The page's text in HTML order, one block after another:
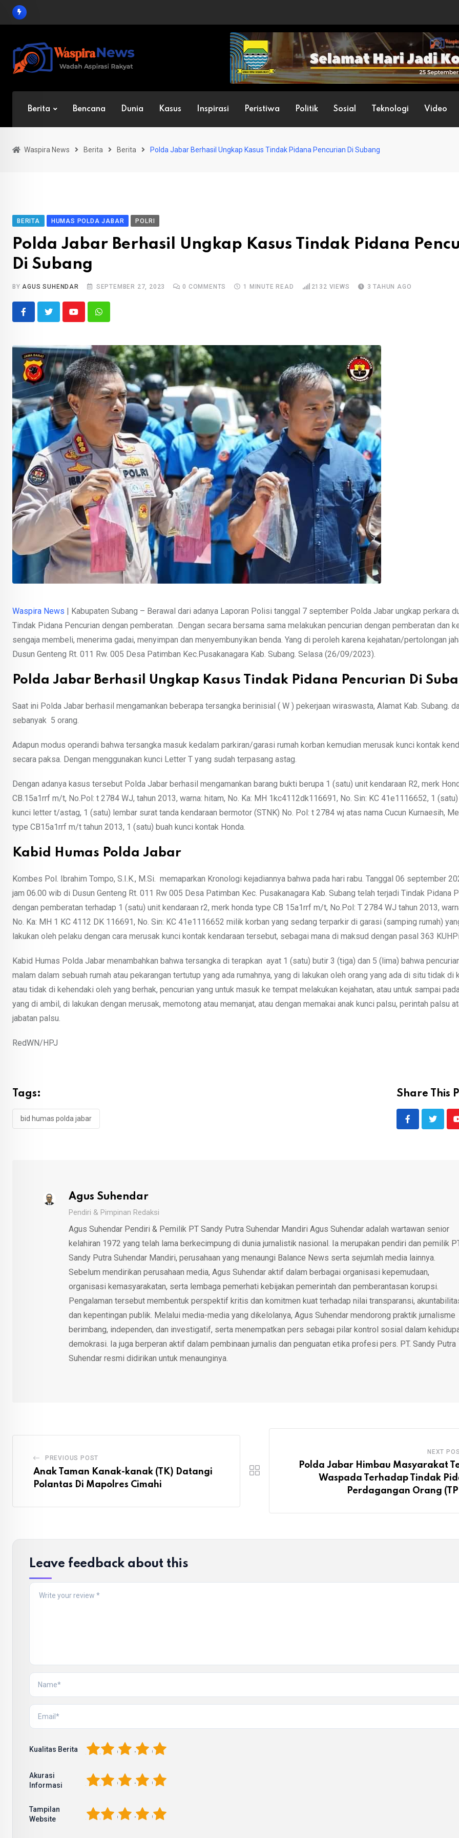
Skip
Berita Bencana Dunia Kasus Inspirasi Peristiwa Politik Sosial Teknologi Video
Waspira News Berita Berita Polda Jabar Berhasil Ungkap Kasus Tindak Pidana Pencurian Di Subang
BERITA HUMAS POLDA JABAR POLRI
Polda Jabar Berhasil Ungkap Kasus Tindak Pidana
Di Subang
BYAGUS SUHENDAR SEPTEMBER 27, 2023 0 COMMENTS 1 MINUTE READ 2132 VIEWS 3 TAHUN AGO
YoutubeWhatsapp
Waspira News | Kabupaten Subang – Berawal dari adanya Laporan Polisi tanggal 7 september Polda Jabar ungkap perkara
Tindak Pidana Pencurian dengan pemberatan. .Dengan secara bersama sama melakukan pencurian dengan pemberatan dan
sengaja membeli, menerima gadai, menyimpan dan menyembunyikan benda. Yang di peroleh karena kejahatan/pertolongan
Dusun Genteng Rt. 011 Rw. 005 Desa Patimban Kec.Pusakanagara Kab. Subang. Selasa (26/09/2023).
Polda Jabar Berhasil Ungkap Kasus Tindak Pidana Pencurian Di
Saat ini Polda Jabar berhasil mengamankan beberapa tersangka berinisial ( W ) pekerjaan wiraswasta, Alamat Kab. Subang.
sebanyak 5 orang.
Adapun modus operandi bahwa tersangka masuk kedalam parkiran/garasi rumah korban kemudian merusak kunci kontak
secara paksa. Dengan menggunakan kunci Letter T yang sudah terpasang astag.
Dengan adanya kasus tersebut Polda Jabar berhasil mengamankan barang bukti berupa 1 (satu) unit kendaraan R2, merk
CB.15a1rrf m/t, No.Pol: t 2784 WJ, tahun 2013, warna: hitam, No. Ka: MH 1kc4112dk116691, No. Sin: KC 41e1116652, 1 (satu)
kunci letter t/astag, 1 (satu) lembar surat tanda kendaraan bermotor (STNK) No. Pol: t 2784 wj atas nama Cucun Kurnaesih,
type CB15a1rrf m/t tahun 2013, 1 (satu) buah kunci kontak Honda.
Kabid Humas Polda Jabar
Kombes Pol. Ibrahim Tompo, S.I.K., M.Si. memaparkan Kronologi kejadiannya bahwa pada hari rabu. Tanggal 06 september
jam 06.00 wib di Dusun Genteng Rt. 011 Rw 005 Desa Patimban Kec. Pusakanagara Kab. Subang telah terjadi Tindak Pidana
dengan pemberatan terhadap 1 (satu) unit kendaraan r2, merk honda type CB 15a1rrf m/t, No.Pol: T 2784 WJ tahun 2013,
No. Ka: MH 1 KC 4112 DK 116691, No. Sin: KC 41e1116652 milik korban yang sedang terparkir di garasi (samping rumah)
lakukan oleh pelaku dengan cara merusak kunci kontak kendaraan tersebut, sebagai mana di maksud dengan pasal 363
Kabid Humas Polda Jabar menambahkan bahwa tersangka di terapkan ayat 1 (satu) butir 3 (tiga) dan 5 (lima) bahwa
malam dalam sebuah rumah atau pekarangan tertutup yang ada rumahnya, yang di lakukan oleh orang yang ada di situ tidak di
atau tidak di kehendaki oleh yang berhak, pencurian yang untuk masuk ke tempat melakukan kejahatan, atau untuk sampai
yang di ambil, di lakukan dengan merusak, memotong atau memanjat, atau dengan memakai anak kunci palsu, perintah palsu
jabatan palsu.
RedWN/HPJ
Tags:
bid humas polda jabar
Share This
Agus Suhendar
Pendiri & Pimpinan Redaksi
Agus Suhendar Pendiri & Pemilik PT Sandy Putra Suhendar Mandiri Agus Suhendar adalah wartawan senior
kelahiran 1972 yang telah lama berkecimpung di dunia jurnalistik nasional. Ia merupakan pendiri dan pemilik
Sandy Putra Suhendar Mandiri, perusahaan yang menaungi Balance News serta sejumlah media lainnya.
Sebelum mendirikan perusahaan media, Agus Suhendar aktif dalam berbagai organisasi kepemudaan,
organisasi kemasyarakatan, serta lembaga pemerhati kebijakan pemerintah dan pemberantasan korupsi.
Pengalaman tersebut membentuk perspektif kritis dan komitmen kuat terhadap nilai transparansi,
dan kepentingan publik. Melalui media-media yang dikelolanya, Agus Suhendar mendorong praktik jurnalisme
berimbang, independen, dan investigatif, serta menempatkan pers sebagai pilar kontrol sosial dalam
demokrasi. Ia juga berperan aktif dalam pembinaan jurnalis dan penguatan etika profesi pers. PT. Sandy Putra
Suhendar resmi didirikan untuk menaunginya.
PREVIOUS POST
Anak Taman Kanak-kanak (TK) Datangi
Polantas Di Mapolres Cimahi
NEXT
Polda Jabar Himbau Masyarakat
Waspada Terhadap Tindak
Perdagangan Orang
Leave feedback about this
Kualitas Berita 5
4
3
2
Akurasi
Informasi
5
4
3
2
Tampilan
Website
5
4
3
2